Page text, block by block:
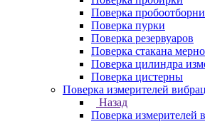
Поверка
Поверка пурки
Поверка резервуаров
Поверка стакана
Поверка цилиндра
Поверка цистерны
Поверка измерителей
Назад
Поверка измерителей